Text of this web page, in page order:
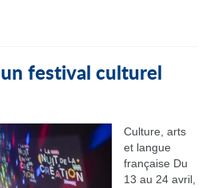
festival culturel
Culture, arts
et langue
française Du
13 au 24 avril,